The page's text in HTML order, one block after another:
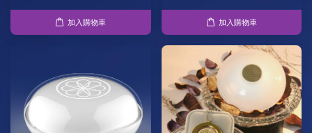
加入購物車 加入購物車